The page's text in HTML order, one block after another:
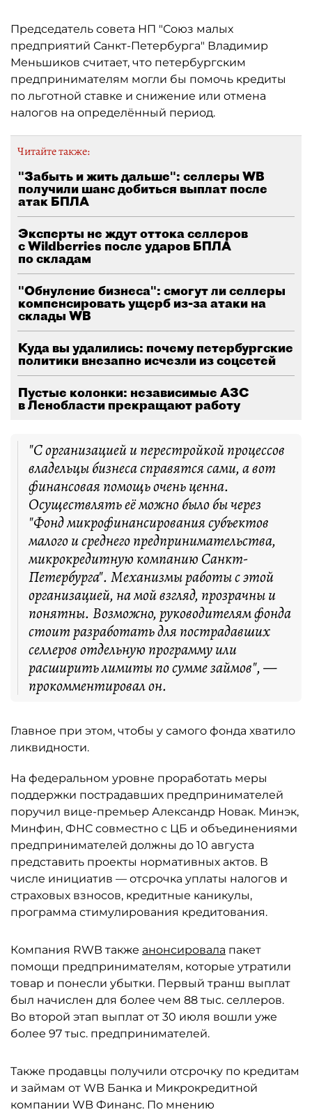
Председатель совета НП "Союз малых
предприятий Санкт-Петербурга" Владимир
Меньшиков считает, что петербургским
предпринимателям могли бы помочь кредиты
по льготной ставке и снижение или отмена
налогов на определённый период.
Читайте также:
"Забыть и жить дальше": селлеры WB
получили шанс добиться выплат после
атак БПЛА
Эксперты не ждут оттока селлеров
с Wildberries после ударов БПЛА
по складам
"Обнуление бизнеса": смогут ли селлеры
компенсировать ущерб из-за атаки на
склады WB
Куда вы удалились: почему петербургские
политики внезапно исчезли из соцсетей
Пустые колонки: независимые АЗС
в Ленобласти прекращают работу
"С организацией и перестройкой процессов
владельцы бизнеса справятся сами, а вот
финансовая помощь очень ценна.
Осуществлять её можно было бы через
"Фонд микрофинансирования субъектов
малого и среднего предпринимательства,
микрокредитную компанию Санкт-
Петербурга". Механизмы работы с этой
организацией, на мой взгляд, прозрачны и
понятны. Возможно, руководителям фонда
стоит разработать для пострадавших
селлеров отдельную программу или
расширить лимиты по сумме займов", —
прокомментировал он.
Главное при этом, чтобы у самого фонда хватило
ликвидности.
На федеральном уровне проработать меры
поддержки пострадавших предпринимателей
поручил вице-премьер Александр Новак. Минэк,
Минфин, ФНС совместно с ЦБ и объединениями
предпринимателей должны до 10 августа
представить проекты нормативных актов. В
числе инициатив — отсрочка уплаты налогов и
страховых взносов, кредитные каникулы,
программа стимулирования кредитования.
Компания RWB также анонсировала пакет
помощи предпринимателям, которые утратили
товар и понесли убытки. Первый транш выплат
был начислен для более чем 88 тыс. селлеров.
Во второй этап выплат от 30 июля вошли уже
более 97 тыс. предпринимателей.
Также продавцы получили отсрочку по кредитам
и займам от WB Банка и Микрокредитной
компании WB Финанс. По мнению